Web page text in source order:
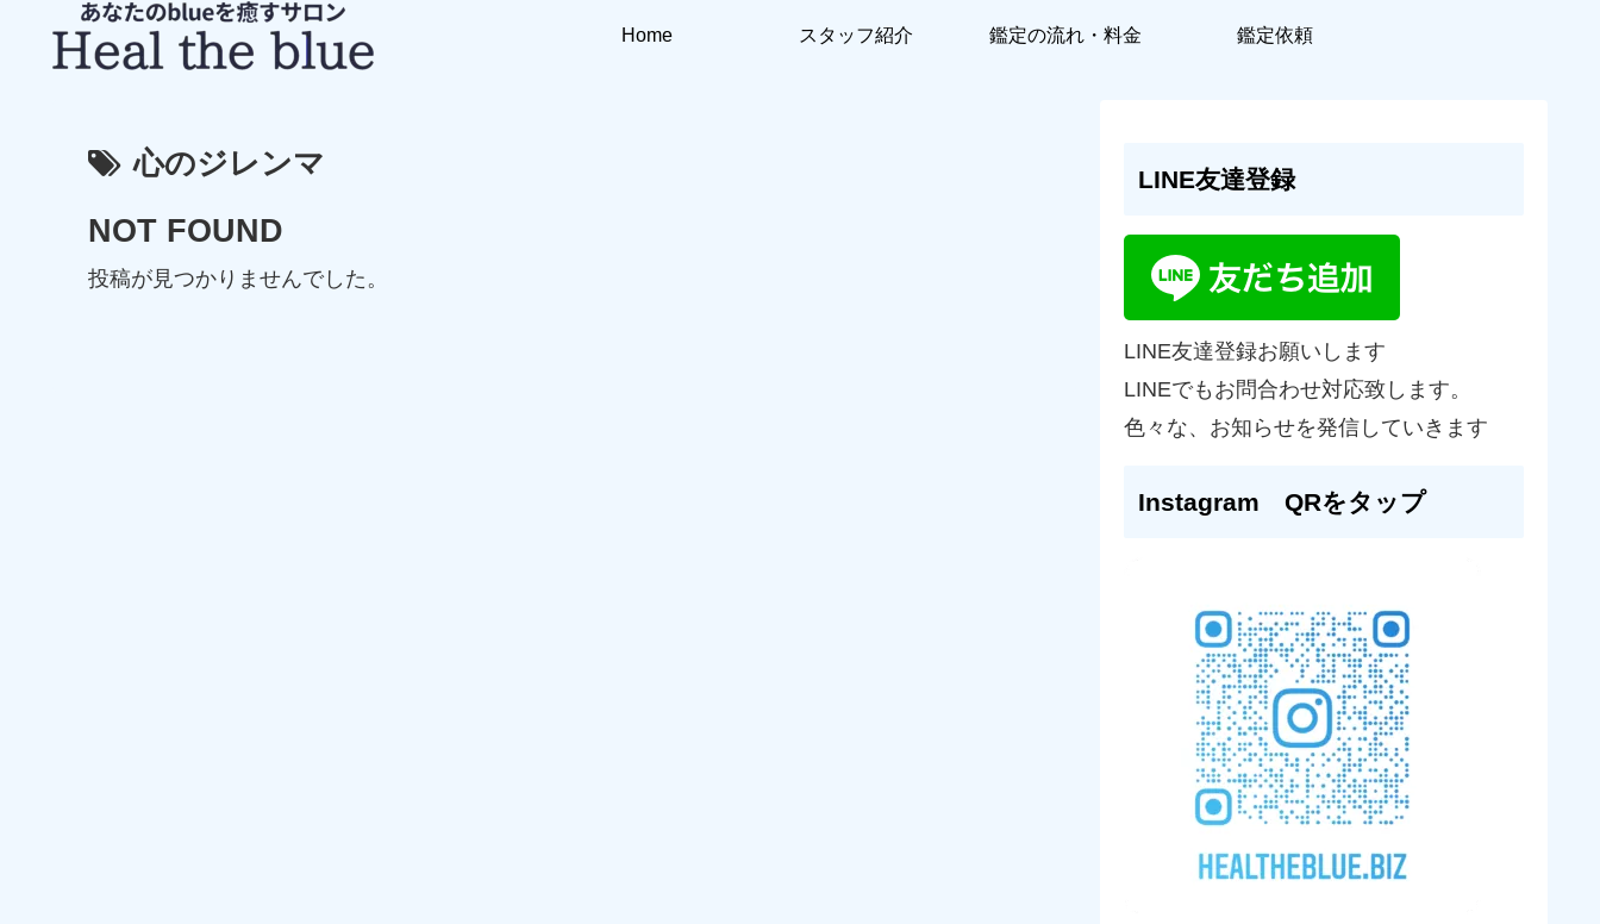
Home スタッフ紹介 鑑定の流れ・料金 鑑定依頼
心のジレンマ
NOT FOUND
投稿が見つかりませんでした。
LINE友達登録
LINE友達登録お願いします
LINEでもお問合わせ対応致します。
色々な、お知らせを発信していきます
Instagram QRをタップ